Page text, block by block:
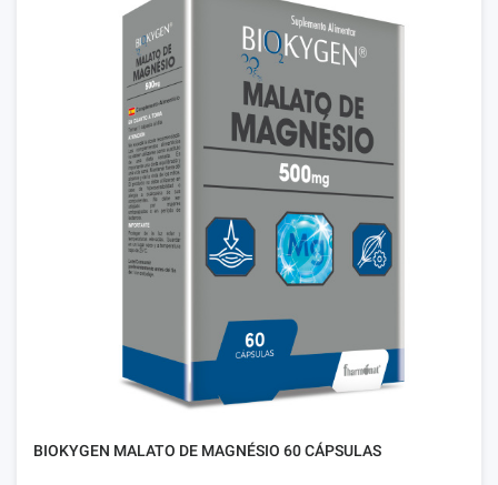
BIOKYGEN MALATO DE MAGNÉSIO 60 CÁPSULAS